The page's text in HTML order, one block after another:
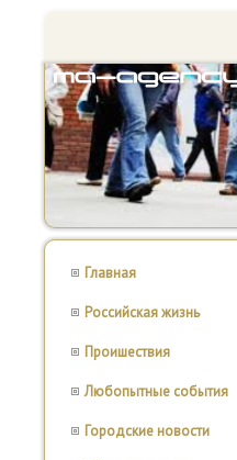
Главная
Российская жизнь
Проишествия
Любопытные события
Городские новости